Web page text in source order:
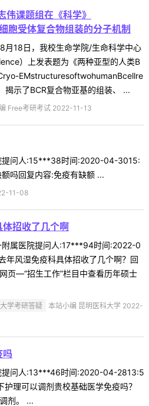
课题组在《科学》
胞受体复合物组装的分子机制
月18日，我校生命学院/生命科学中心
）上发表题为《两种亚型的人类B
EMstructuresoftwohumanBcellre
示了BCR复合物亚基的组装、 ...
Free考研考试 2022-11-13
提问人:15***38时间:2020-04-3015:
吗回复内容:免疫有缺额 ...
11-08
招收了几个啊
附属医院提问人:17***94时间:2022-0
年风湿免疫科具体招收了几个啊？回
页—“招生工作”栏目中查看历年硕士
学考研答疑
本站小编 昆明医科大学 2022-
吗
提问人:13***46时间:2020-04-2813:5
理可以调剂贵校基础医学免疫吗？
剂。 ...